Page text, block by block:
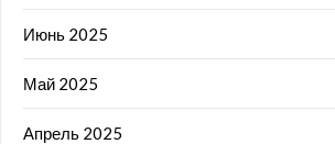
Июнь 2025
Май 2025
Апрель 2025